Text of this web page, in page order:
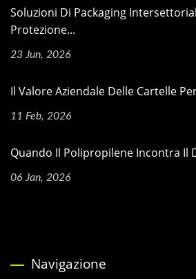
Soluzioni Di Packaging
Protezione...
23 Jun, 2026
Il Valore Aziendale Delle Cartelle
11 Feb, 2026
Quando Il Polipropilene Incontra Il
06 Jan, 2026
Navigazione